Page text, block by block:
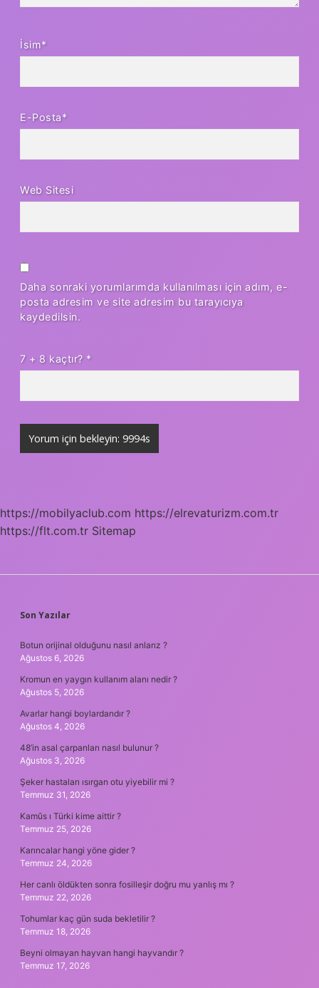
İsim*
E-Posta*
Web Sitesi
Daha sonraki yorumlarımda kullanılması için adım, e-
posta adresim ve site adresim bu tarayıcıya
kaydedilsin.
7 + 8 kaçtır? *
https://mobilyaclub.com https://elrevaturizm.com.tr
https://flt.com.tr Sitemap
SIDEBAR
Son Yazılar
Botun orijinal olduğunu nasıl anlarız ?
Ağustos 6, 2026
Kromun en yaygın kullanım alanı nedir ?
Ağustos 5, 2026
Avarlar hangi boylardandır ?
Ağustos 4, 2026
48’in asal çarpanları nasıl bulunur ?
Ağustos 3, 2026
Şeker hastaları ısırgan otu yiyebilir mi ?
Temmuz 31, 2026
Kamûs ı Türki kime aittir ?
Temmuz 25, 2026
Karıncalar hangi yöne gider ?
Temmuz 24, 2026
Her canlı öldükten sonra fosilleşir doğru mu yanlış mı ?
Temmuz 22, 2026
Tohumlar kaç gün suda bekletilir ?
Temmuz 18, 2026
Beyni olmayan hayvan hangi hayvandır ?
Temmuz 17, 2026